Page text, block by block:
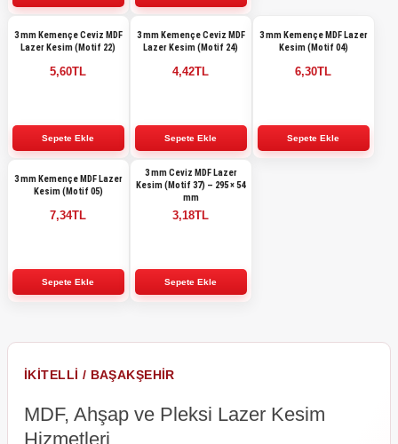
3 mm Kemençe Ceviz MDF
Lazer Kesim (Motif 22)
5,60TL
3 mm Kemençe Ceviz MDF
Lazer Kesim (Motif 24)
4,42TL
3 mm Kemençe MDF Lazer
Kesim (Motif 04)
6,30TL
3 mm Kemençe MDF Lazer
Kesim (Motif 05)
7,34TL
3 mm Ceviz MDF Lazer
Kesim (Motif 37) – 295 × 54
mm
3,18TL
İKITELLI / BAŞAKŞEHIR
MDF, Ahşap ve Pleksi Lazer Kesim
Hizmetleri